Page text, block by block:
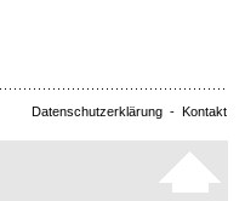
Datenschutzerklärung - Kontakt